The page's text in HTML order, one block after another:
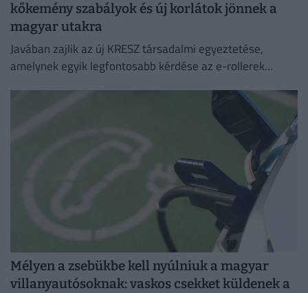
kőkemény szabályok és új korlátok jönnek a
magyar utakra
Javában zajlik az új KRESZ társadalmi egyeztetése,
amelynek egyik legfontosabb kérdése az e-rollerek
sebességhatárokat, a korhatárt és a kötelező
Mélyen a zsebükbe kell nyúlniuk a magyar
villanyautósoknak: vaskos csekket küldenek a